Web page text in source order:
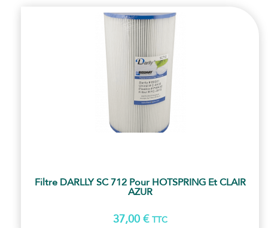
Filtre DARLLY SC 712 Pour HOTSPRING Et CLAIR
AZUR
37,00 € TTC